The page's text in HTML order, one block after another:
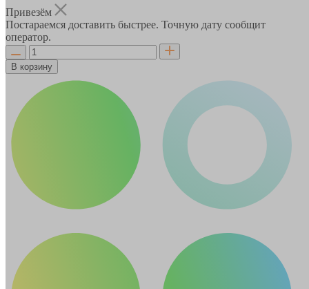
Привезём
Постараемся доставить быстрее. Точную дату сообщит
оператор.
В корзину